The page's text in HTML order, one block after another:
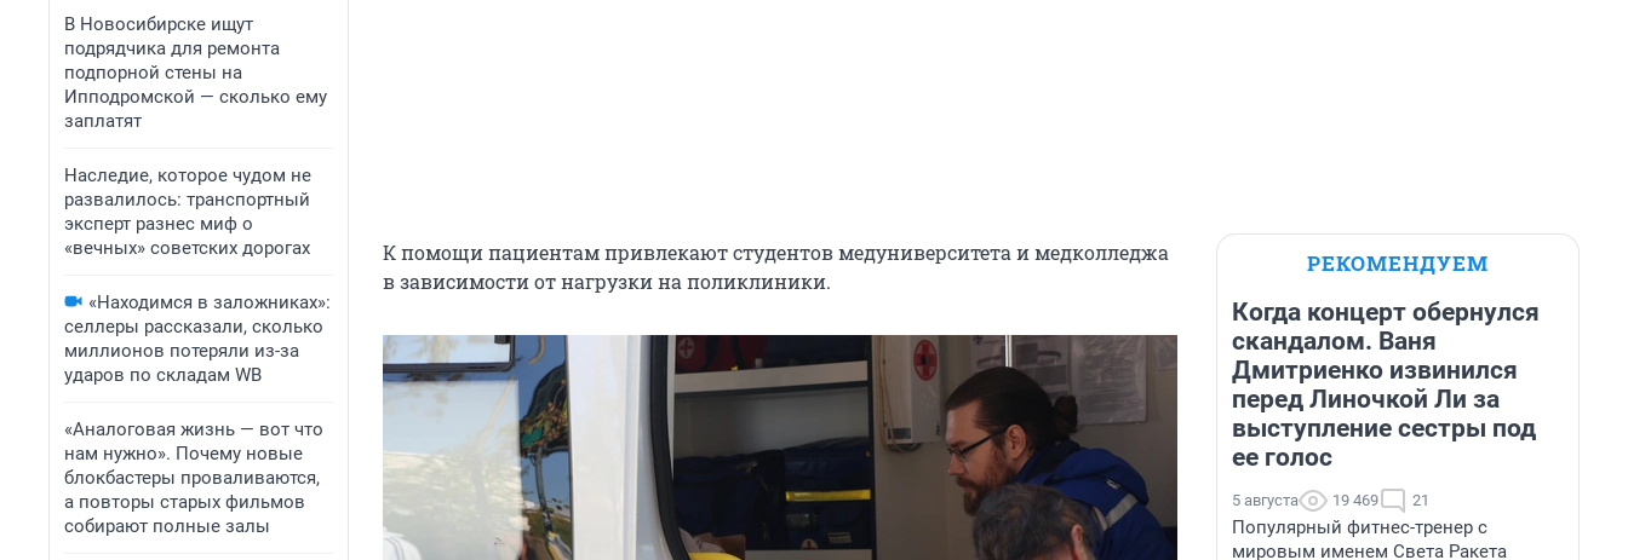
В Новосибирске ищут
подрядчика для ремонта
подпорной стены на
Ипподромской — сколько ему
заплатят
Наследие, которое чудом не
развалилось: транспортный
эксперт разнес миф о
«вечных» советских дорогах
«Находимся в заложниках»:
селлеры рассказали, сколько
миллионов потеряли из-за
ударов по складам WB
«Аналоговая жизнь — вот что
нам нужно». Почему новые
блокбастеры проваливаются,
а повторы старых фильмов
собирают полные залы
К помощи пациентам привлекают студентов медуниверситета и медколледжа
в зависимости от нагрузки на поликлиники.
РЕКОМЕНДУЕМ
Когда концерт обернулся
скандалом. Ваня
Дмитриенко извинился
перед Линочкой Ли за
выступление сестры под
ее голос
5 августа 19 469 21
Популярный фитнес-тренер с
мировым именем Света Ракета